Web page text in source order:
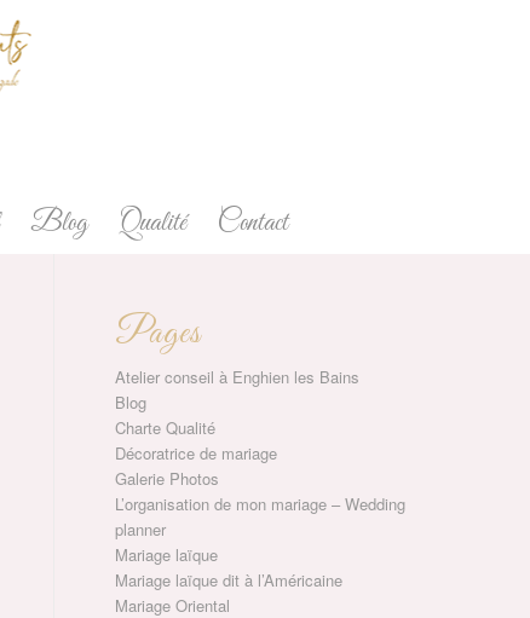
Blog Qualité Contact
Pages
Atelier conseil à Enghien les Bains
Blog
Charte Qualité
Décoratrice de mariage
Galerie Photos
L’organisation de mon mariage – Wedding
planner
Mariage laïque
Mariage laïque dit à l’Américaine
Mariage Oriental